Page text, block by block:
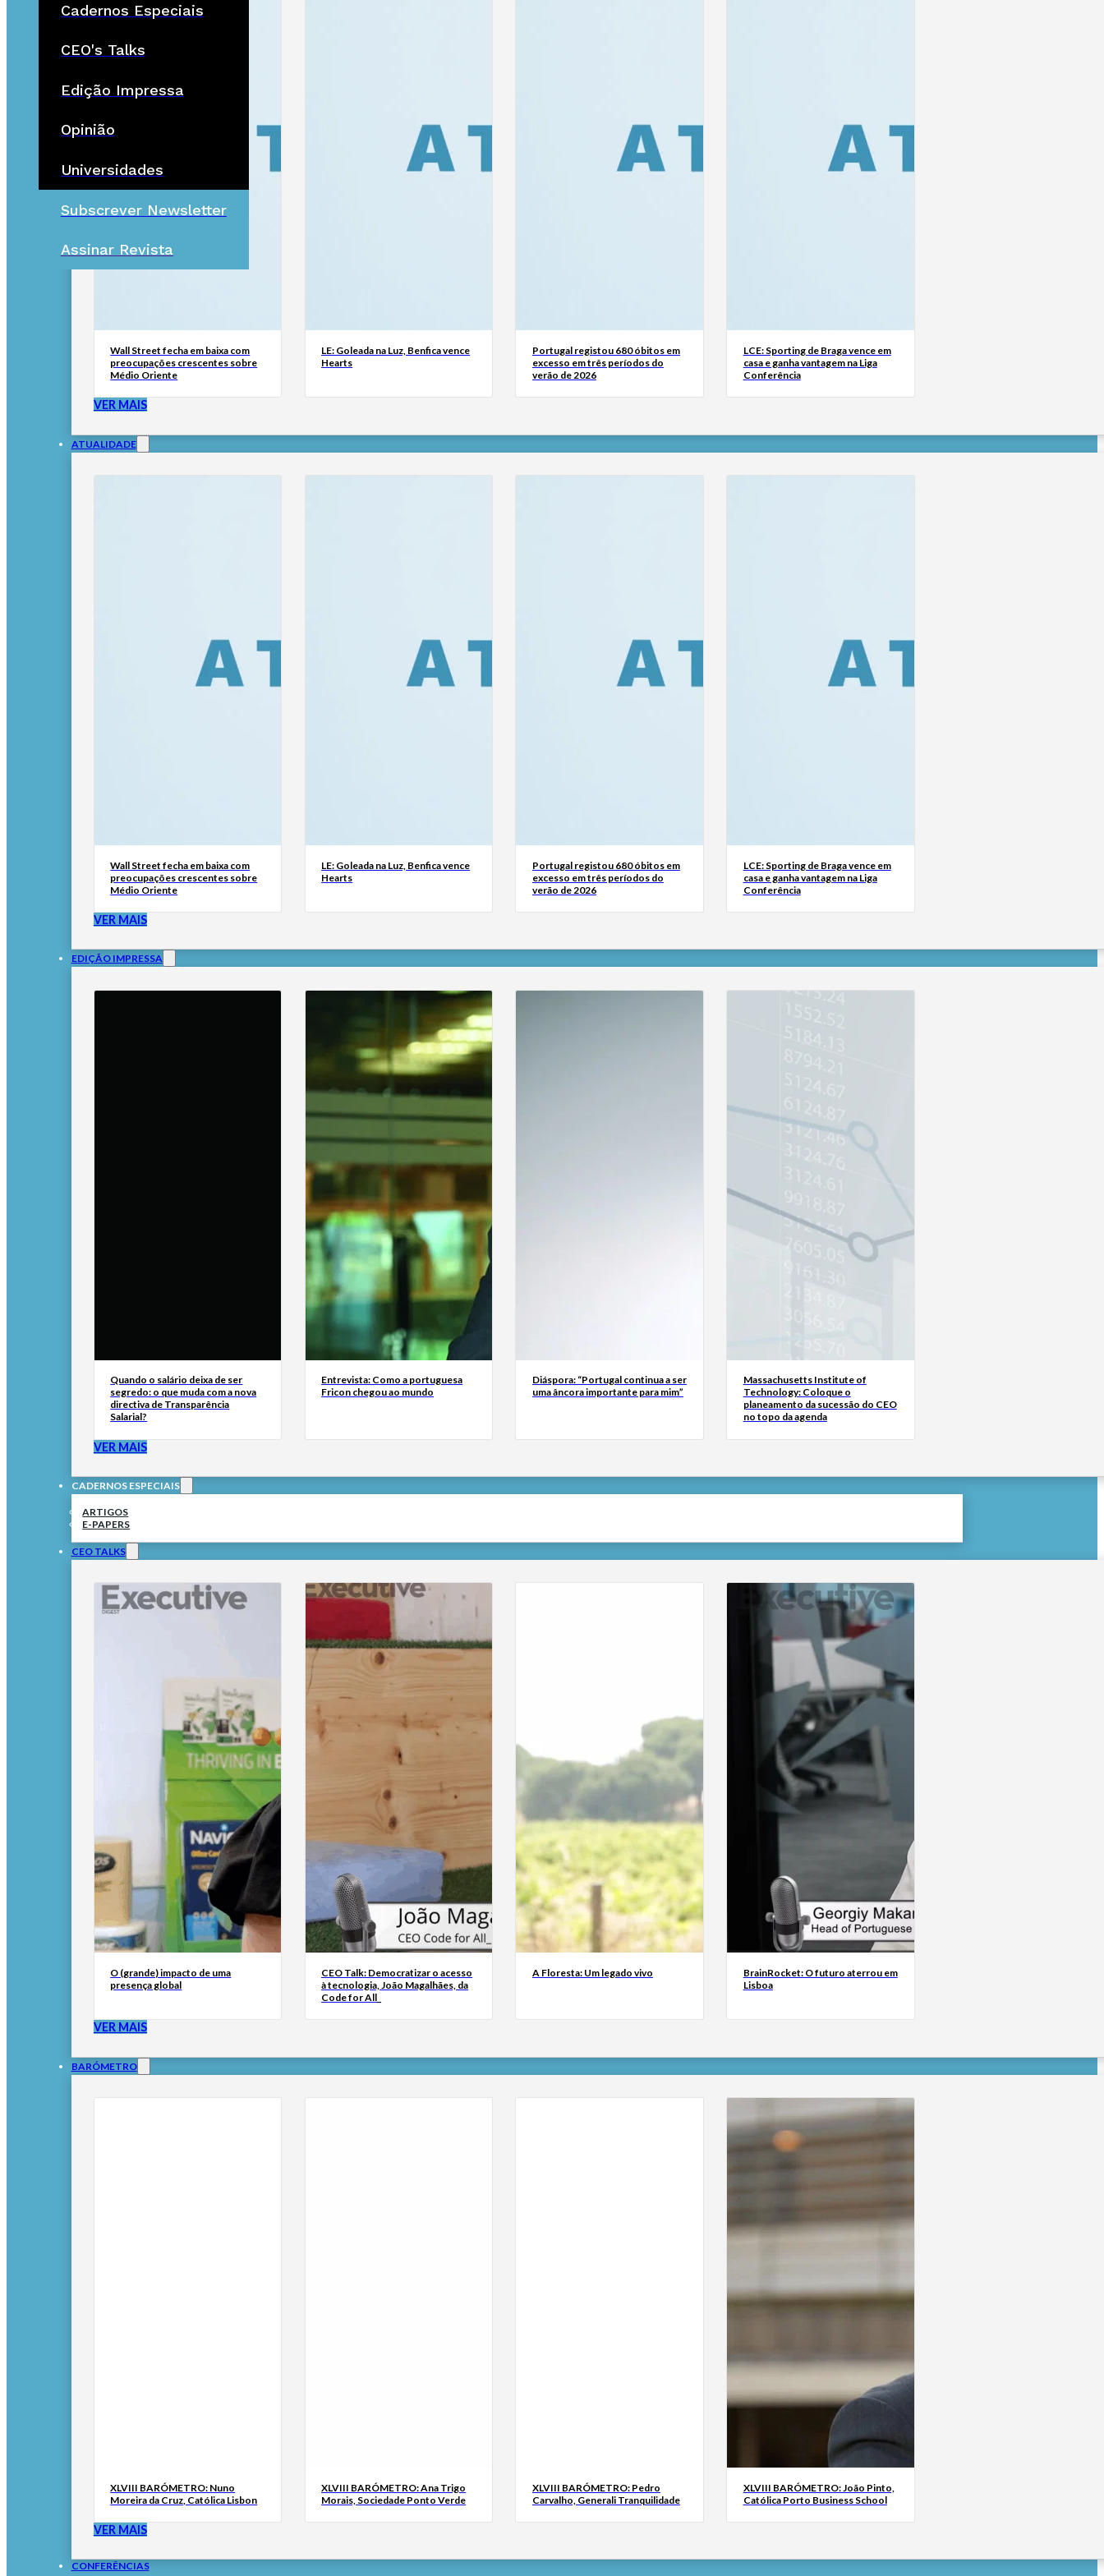
Cadernos Especiais
CEO's Talks
Edição Impressa
Opinião
Universidades
Subscrever Newsletter
Assinar Revista
Wall Street fecha em baixa com
preocupações crescentes sobre
Médio Oriente
LE: Goleada na Luz, Benfica vence
Hearts
Portugal registou 680 óbitos em
excesso em três períodos do
verão de 2026
LCE: Sporting de Braga vence em
casa e ganha vantagem na Liga
Conferência
VER MAIS
ATUALIDADE
Wall Street fecha em baixa com
preocupações crescentes sobre
Médio Oriente
LE: Goleada na Luz, Benfica vence
Hearts
Portugal registou 680 óbitos em
excesso em três períodos do
verão de 2026
LCE: Sporting de Braga vence em
casa e ganha vantagem na Liga
Conferência
VER MAIS
EDIÇÃO IMPRESSA
Quando o salário deixa de ser
segredo: o que muda com a nova
directiva de Transparência
Salarial?
Entrevista: Como a portuguesa
Fricon chegou ao mundo
Diáspora: “Portugal continua a ser
uma âncora importante para mim”
Massachusetts Institute of
Technology: Coloque o
planeamento da sucessão do CEO
no topo da agenda
VER MAIS
CADERNOS ESPECIAIS
ARTIGOS
E-PAPERS
CEO TALKS
O (grande) impacto de uma
presença global
CEO Talk: Democratizar o acesso
à tecnologia, João Magalhães, da
Code for All_
A Floresta: Um legado vivo
BrainRocket: O futuro aterrou em
Lisboa
VER MAIS
BARÓMETRO
XLVIII BARÓMETRO: Nuno
Moreira da Cruz, Católica Lisbon
XLVIII BARÓMETRO: Ana Trigo
Morais, Sociedade Ponto Verde
XLVIII BARÓMETRO: Pedro
Carvalho, Generali Tranquilidade
XLVIII BARÓMETRO: João Pinto,
Católica Porto Business School
VER MAIS
CONFERÊNCIAS